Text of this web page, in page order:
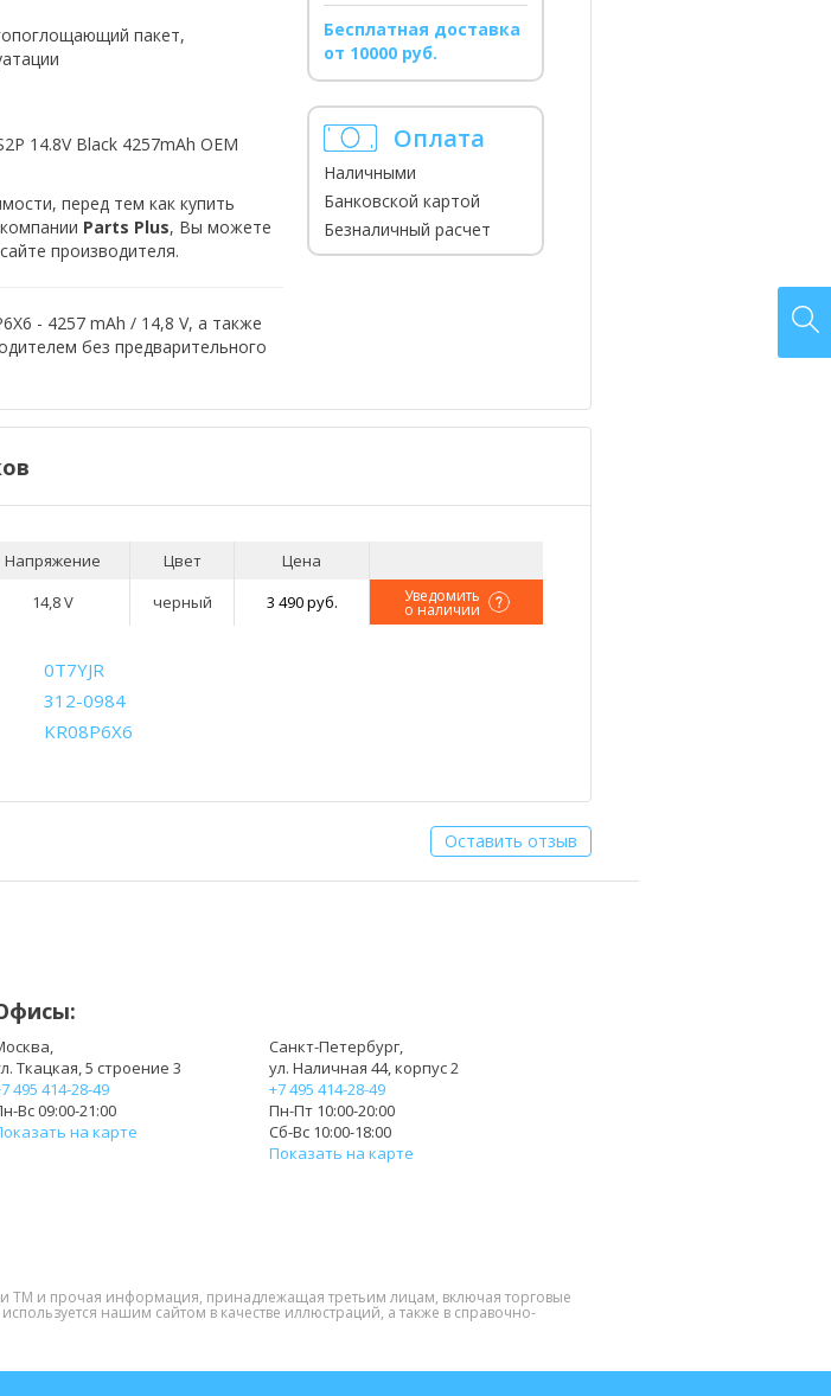
пакет,
14.8V Black 4257mAh OEM
перед тем как купить
Parts Plus, Вы можете
производителя.
- 4257 mAh / 14,8 V, а также
без предварительного
Бесплатная доставка
от 10000 руб.
Оплата
Наличными
Банковской картой
Безналичный расчет
Напряжение Цвет
Цена
14,8 V черный 3 490 руб. Уведомить
о наличии
0T7YJR
312-0984
KR08P6X6
Оставить отзыв
Ткацкая, 5 строение 3
495 414-28-49
Вс 09:00-21:00
на карте
Санкт-Петербург,
ул. Наличная 44, корпус 2
+7 495 414-28-49
Пн-Пт 10:00-20:00
Сб-Вс 10:00-18:00
Показать на карте
ТМ и прочая информация, принадлежащая третьим лицам, включая торговые
нашим сайтом в качестве иллюстраций, а также в справочно-